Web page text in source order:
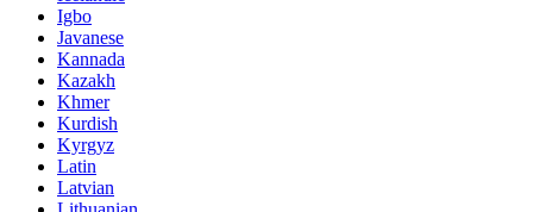
Igbo
Javanese
Kannada
Kazakh
Khmer
Kurdish
Kyrgyz
Latin
Latvian